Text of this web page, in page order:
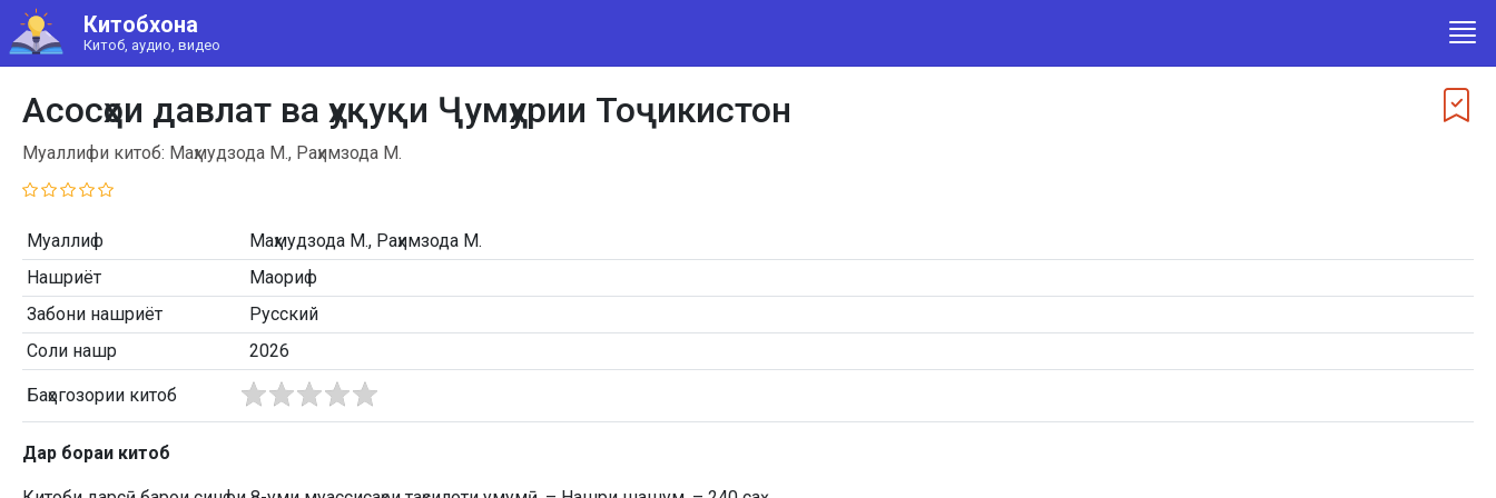
Китобхона
Китоб, аудио, видео
Асосҳои давлат ва ҳуқуқи Ҷумҳурии Тоҷикистон
Муаллифи китоб: Маҳмудзода М., Раҳимзода М.
Муаллиф
Маҳмудзода М., Раҳимзода М.
Нашриёт
Маориф
Забони нашриёт
Русский
Соли нашр
2026
Баҳогозории китоб
Дар бораи китоб